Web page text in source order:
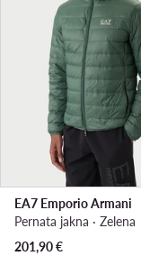
EA7 Emporio Armani
Pernata jakna · Zelena
201,90€